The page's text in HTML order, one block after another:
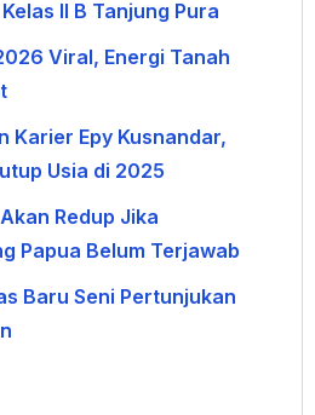
II B Tanjung Pura
Viral, Energi Tanah
Karier Epy Kusnandar,
Usia di 2025
Redup Jika
Papua Belum Terjawab
Baru Seni Pertunjukan